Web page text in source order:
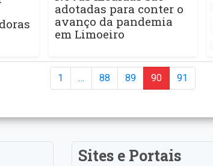
adotadas para conter o
avanço da pandemia
em Limoeiro
1 … 88 89 90 91
Sites e Portais